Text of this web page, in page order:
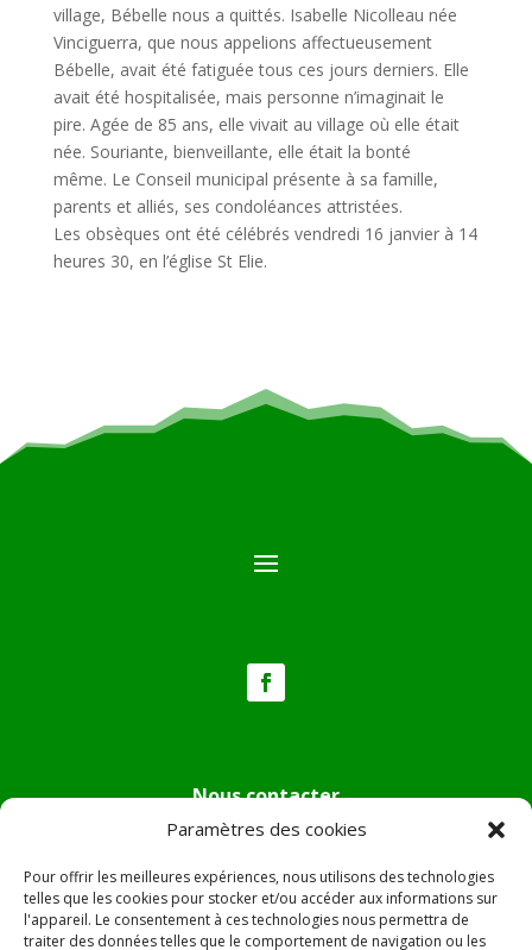
Paramètres des cookies
Pour offrir les meilleures expériences, nous utilisons des technologies
telles que les cookies pour stocker et/ou accéder aux informations sur
l'appareil. Le consentement à ces technologies nous permettra de
traiter des données telles que le comportement de navigation ou les
village, Bébelle nous a quittés. Isabelle Nicolleau née
Vinciguerra, que nous appelions affectueusement
Bébelle, avait été fatiguée tous ces jours derniers. Elle
avait été hospitalisée, mais personne n’imaginait le
pire. Agée de 85 ans, elle vivait au village où elle était
née. Souriante, bienveillante, elle était la bonté
même. Le Conseil municipal présente à sa famille,
parents et alliés, ses condoléances attristées.
Les obsèques ont été célébrés vendredi 16 janvier à 14
heures 30, en l’église St Elie.
Nous contacter
Tél :04.95.36.24.02
Mail:
mairie.pietradiverde@wanadoo.fr
Adresse :Hôtel de ville de Pietra di Verde
Le village